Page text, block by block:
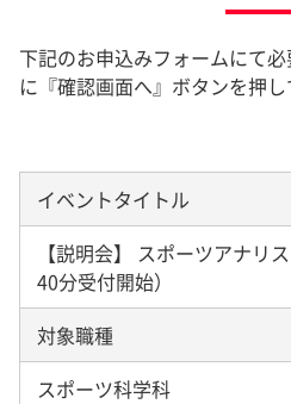
下記のお申込みフォームにて
に『確認画面へ』ボタンを押し
イベントタイトル
【説明会】 スポーツアナリ
40分受付開始）
対象職種
スポーツ科学科